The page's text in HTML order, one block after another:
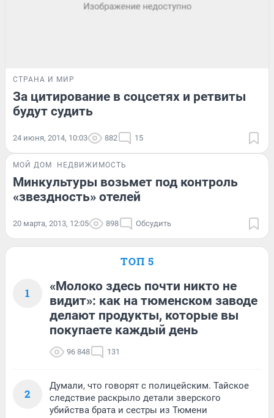
СТРАНА И МИР
За цитирование в соцсетях и ретвиты
будут судить
24 июня, 2014, 10:03 882 15
МОЙ ДОМ НЕДВИЖИМОСТЬ
Минкультуры возьмет под контроль
«звездность» отелей
20 марта, 2013, 12:05 898 Обсудить
ТОП 5
1
«Молоко здесь почти никто не
видит»: как на тюменском заводе
делают продукты, которые вы
покупаете каждый день
96 848 131
2
Думали, что говорят с полицейским. Тайское
следствие раскрыло детали зверского
убийства брата и сестры из Тюмени